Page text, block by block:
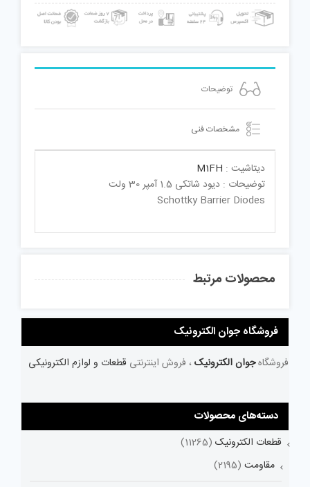
توضیحات
مشخصات فنی
دیتاشیت : M1FH
توضیحات : دیود شاتکی 1.5 آمپر 30 ولت
Schottky Barrier Diodes
محصولات مرتبط
فروشگاه جوان الکترونیک
فروشگاهجوان الکترونیک ، فروش اینترنتی قطعات و لوازم الکترونیکی
دسته‌های محصولات
قطعات الکترونیک (11265)
مقاومت (2195)